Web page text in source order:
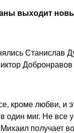
выходит
Станислав
Добронравов
кроме любви, и
один миг. Не все
получает